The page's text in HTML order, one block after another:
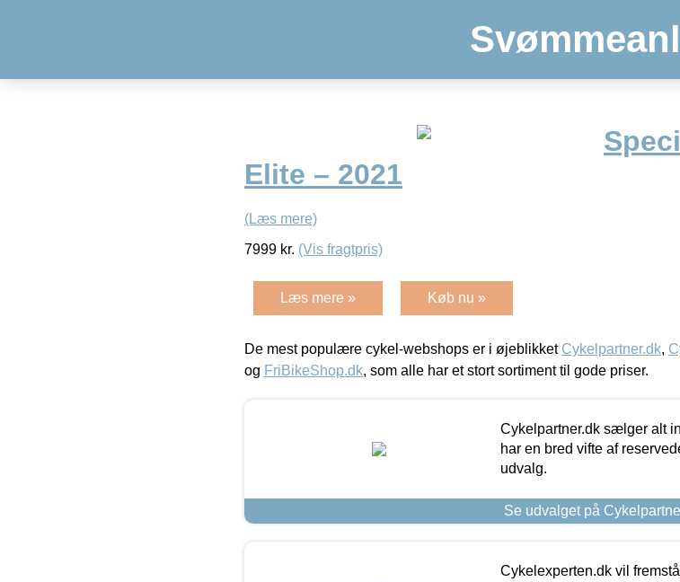
Elite – 2021
(Læs mere)
7999 kr. (Vis fragtpris)
Læs mere » Køb nu »
De mest populære cykel-webshops er i øjeblikket Cykelpartner.dk,
og FriBikeShop.dk, som alle har et stort sortiment til gode priser.
Cykelpartner.dk sælger alt
har en bred vifte af
udvalg.
Se udvalget på
Cykelexperten.dk vil